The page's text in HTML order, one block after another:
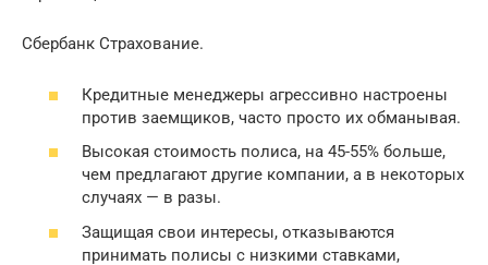
Сбербанк Страхование.
Кредитные менеджеры агрессивно настроены
против заемщиков, часто просто их обманывая.
Высокая стоимость полиса, на 45-55% больше,
чем предлагают другие компании, а в некоторых
случаях — в разы.
Защищая свои интересы, отказываются
принимать полисы с низкими ставками,